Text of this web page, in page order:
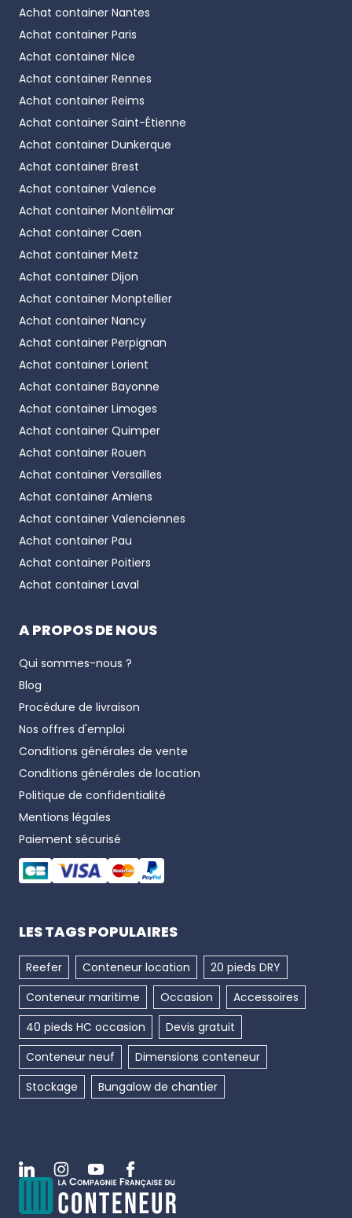
Achat container Nantes
Achat container Paris
Achat container Nice
Achat container Rennes
Achat container Reims
Achat container Saint-Étienne
Achat container Dunkerque
Achat container Brest
Achat container Valence
Achat container Montélimar
Achat container Caen
Achat container Metz
Achat container Dijon
Achat container Monptellier
Achat container Nancy
Achat container Perpignan
Achat container Lorient
Achat container Bayonne
Achat container Limoges
Achat container Quimper
Achat container Rouen
Achat container Versailles
Achat container Amiens
Achat container Valenciennes
Achat container Pau
Achat container Poitiers
Achat container Laval
A PROPOS DE NOUS
Qui sommes-nous ?
Blog
Procédure de livraison
Nos offres d'emploi
Conditions générales de vente
Conditions générales de location
Politique de confidentialité
Mentions légales
Paiement sécurisé
LES TAGS POPULAIRES
Reefer Conteneur location
20 pieds DRY
Conteneur maritime
Occasion
Accessoires
40 pieds HC occasion
Devis gratuit
Conteneur neuf
Dimensions conteneur
Stockage
Bungalow de chantier
LinkedinInstagramYoutubeFacebook